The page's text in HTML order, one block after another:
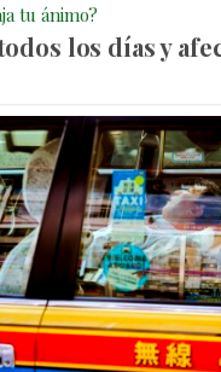
tu ánimo?
los días y